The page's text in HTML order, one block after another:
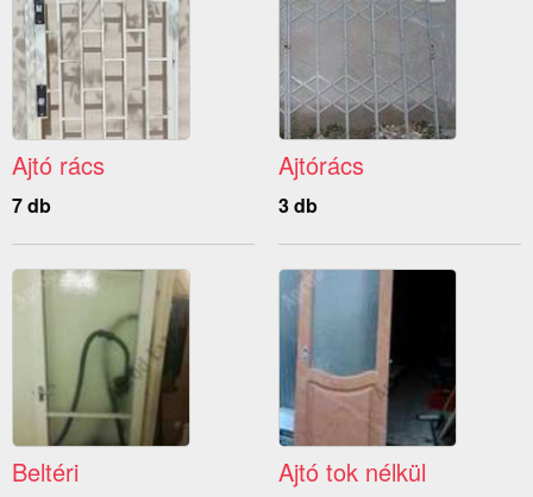
Ajtó rács
7 db
Ajtórács
3 db
Beltéri Ajtó tok nélkül